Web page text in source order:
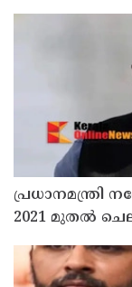
പ്രധാനമന്ത്രി
2021 മുതല്‍